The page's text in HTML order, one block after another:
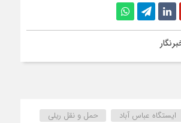
ایستگاه عباس آباد
حمل و نقل ریلی